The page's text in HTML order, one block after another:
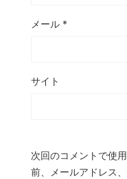
メール *
サイト
次回のコメントで使
前、メールアドレス